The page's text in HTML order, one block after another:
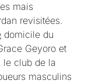
mais
revisitées.
domicile du
Geyoro et
le club de la
masculins